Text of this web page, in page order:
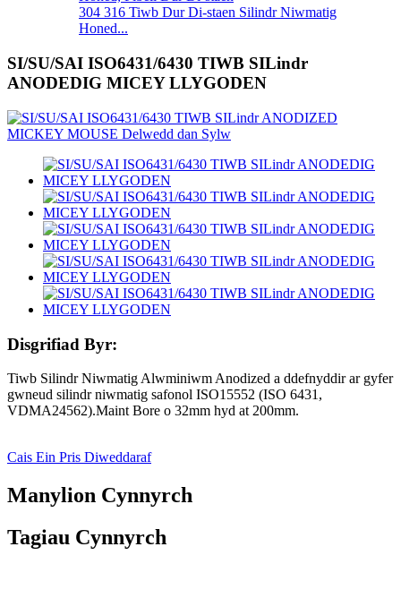
304 316 Tiwb Dur Di-staen Silindr Niwmatig
Honed...
SI/SU/SAI ISO6431/6430 TIWB SILindr
ANODEDIG MICEY LLYGODEN
Disgrifiad Byr:
Tiwb Silindr Niwmatig Alwminiwm Anodized a ddefnyddir ar gyfer
gwneud silindr niwmatig safonol ISO15552 (ISO 6431,
VDMA24562).Maint Bore o 32mm hyd at 200mm.
Cais Ein Pris Diweddaraf
Manylion Cynnyrch
Tagiau Cynnyrch